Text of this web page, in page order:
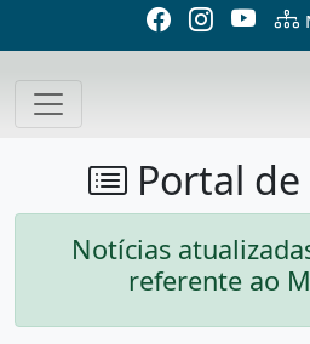
Portal
Notícias
referente ao